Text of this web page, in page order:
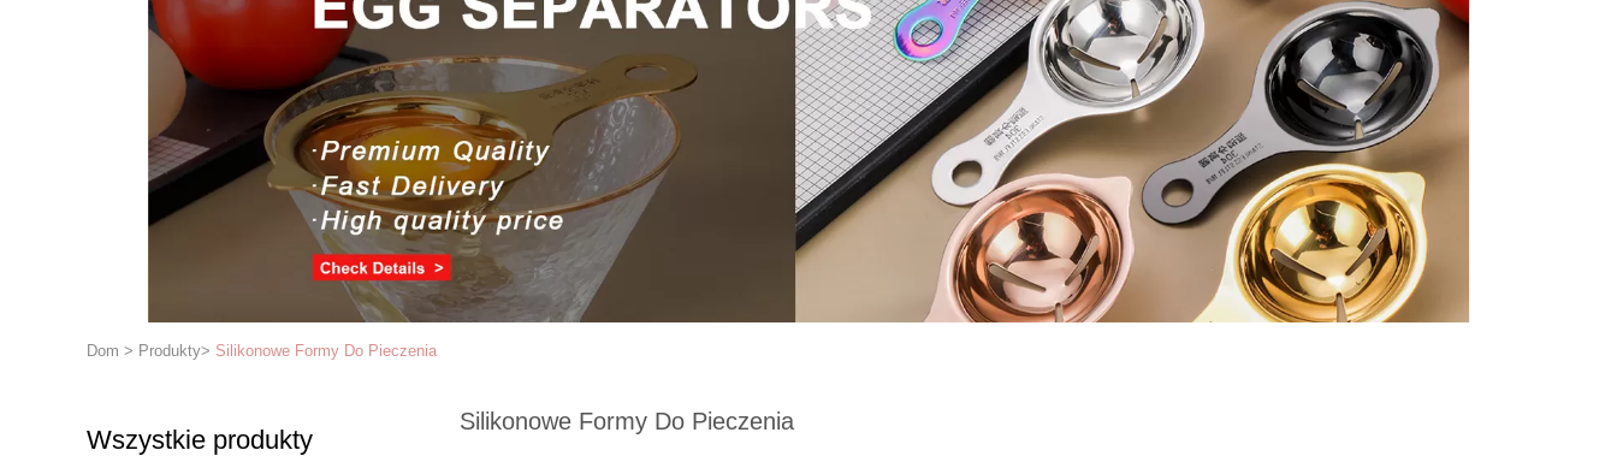
Dom > Produkty> Silikonowe Formy Do Pieczenia
Wszystkie produkty
Silikonowe Formy Do Pieczenia